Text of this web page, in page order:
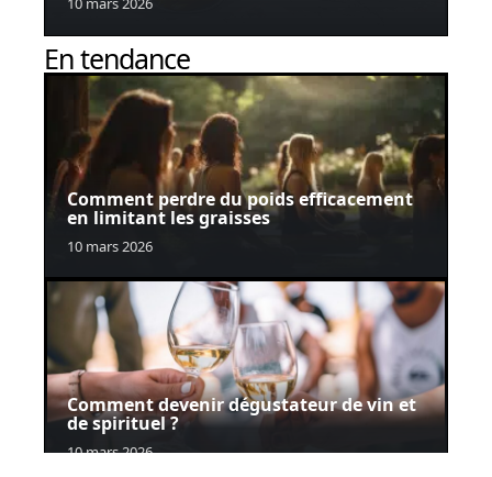
En tendance
Comment perdre du poids efficacement
en limitant les graisses
10 mars 2026
Comment devenir dégustateur de vin et
de spirituel ?
10 mars 2026